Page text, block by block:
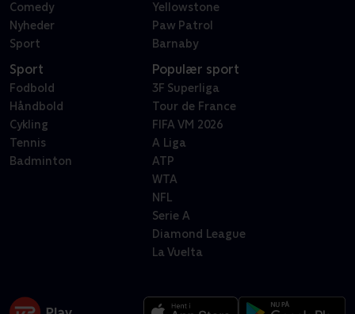
Comedy
Nyheder
Sport
Yellowstone
Paw Patrol
Barnaby
Sport
Fodbold
Håndbold
Cykling
Tennis
Badminton
Populær sport
3F Superliga
Tour de France
FIFA VM 2026
A Liga
ATP
WTA
NFL
Serie A
Diamond League
La Vuelta